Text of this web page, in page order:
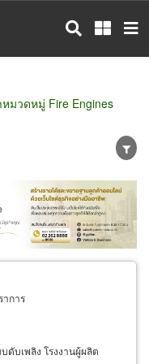
มวดหมู่ Fire Engines
ตัวแทนจัดจำหน่าย
าการ
ดับเพลิง โรงงานผู้ผลิต